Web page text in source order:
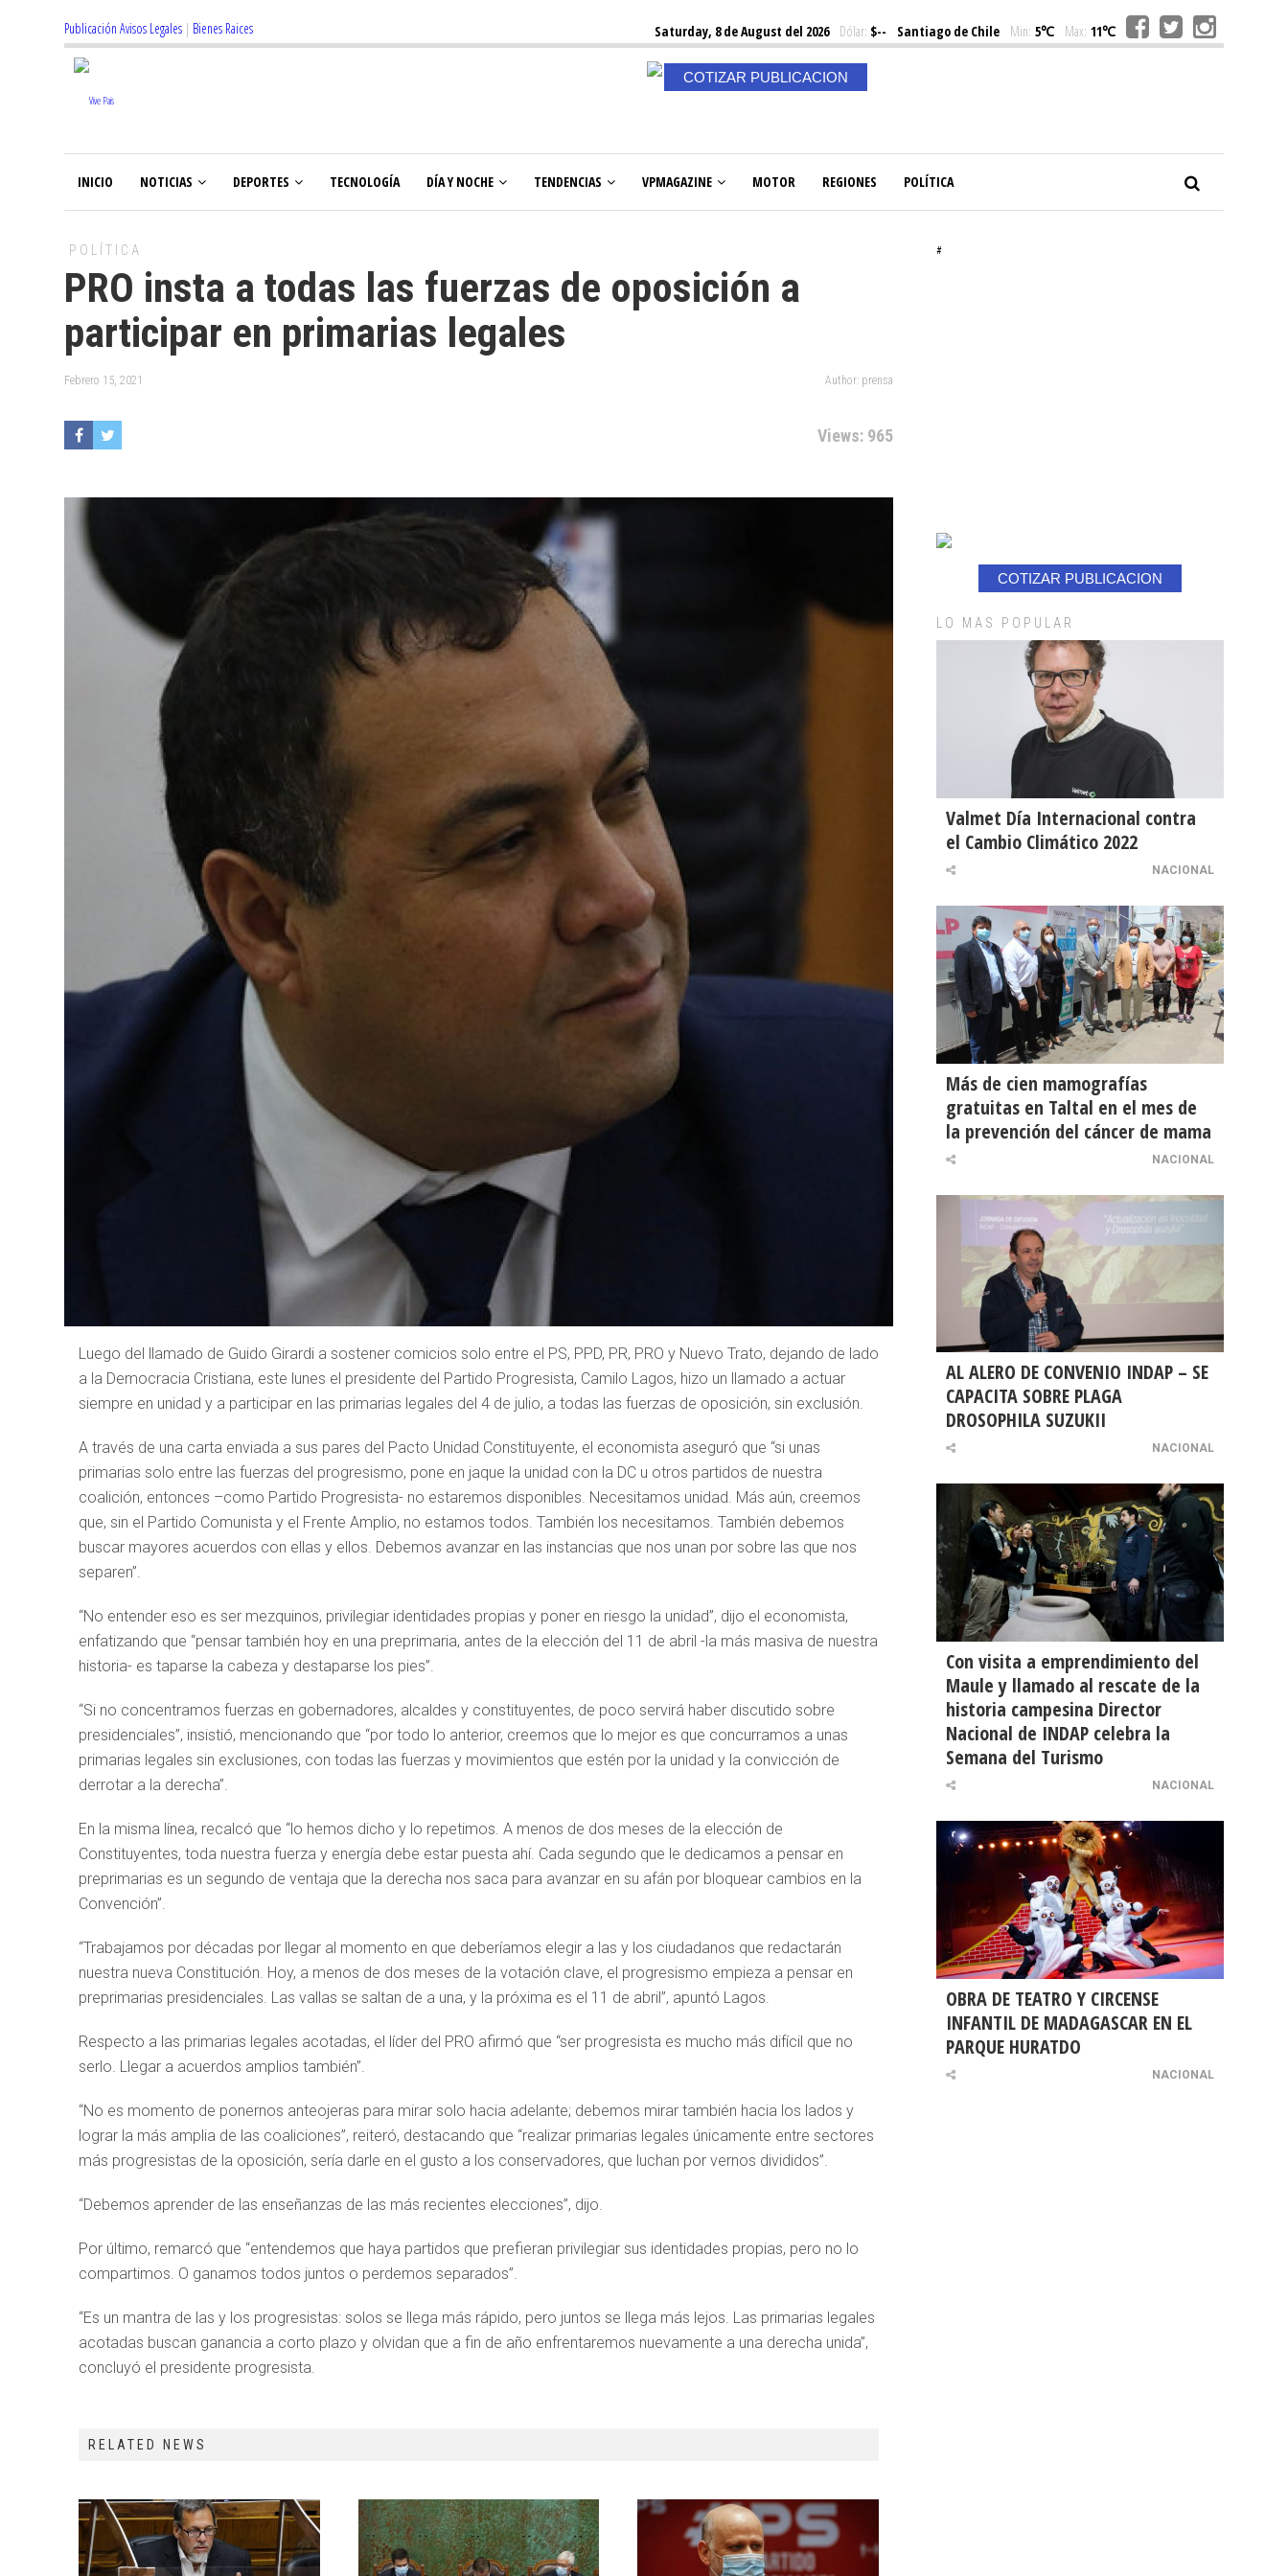
Publicación Avisos Legales | Bienes Raices Saturday, 8 de August del 2026Dólar: $-- Santiago de Chile Min: 5℃ Max: 11℃
COTIZAR PUBLICACION
INICIO NOTICIAS DEPORTES TECNOLOGÍA DÍA Y NOCHE TENDENCIAS VPMAGAZINE MOTOR REGIONES POLÍTICA
POLÍTICA
PRO insta a todas las fuerzas de oposición a
participar en primarias legales
Febrero 15, 2021 Author: prensa
Views: 965
Luego del llamado de Guido Girardi a sostener comicios solo entre el PS, PPD, PR, PRO y Nuevo Trato, dejando de lado
a la Democracia Cristiana, este lunes el presidente del Partido Progresista, Camilo Lagos, hizo un llamado a actuar
siempre en unidad y a participar en las primarias legales del 4 de julio, a todas las fuerzas de oposición, sin exclusión.
A través de una carta enviada a sus pares del Pacto Unidad Constituyente, el economista aseguró que “si unas
primarias solo entre las fuerzas del progresismo, pone en jaque la unidad con la DC u otros partidos de nuestra
coalición, entonces –como Partido Progresista- no estaremos disponibles. Necesitamos unidad. Más aún, creemos
que, sin el Partido Comunista y el Frente Amplio, no estamos todos. También los necesitamos. También debemos
buscar mayores acuerdos con ellas y ellos. Debemos avanzar en las instancias que nos unan por sobre las que nos
separen”.
“No entender eso es ser mezquinos, privilegiar identidades propias y poner en riesgo la unidad”, dijo el economista,
enfatizando que “pensar también hoy en una preprimaria, antes de la elección del 11 de abril -la más masiva de nuestra
historia- es taparse la cabeza y destaparse los pies”.
“Si no concentramos fuerzas en gobernadores, alcaldes y constituyentes, de poco servirá haber discutido sobre
presidenciales”, insistió, mencionando que “por todo lo anterior, creemos que lo mejor es que concurramos a unas
primarias legales sin exclusiones, con todas las fuerzas y movimientos que estén por la unidad y la convicción de
derrotar a la derecha”.
En la misma línea, recalcó que “lo hemos dicho y lo repetimos. A menos de dos meses de la elección de
Constituyentes, toda nuestra fuerza y energía debe estar puesta ahí. Cada segundo que le dedicamos a pensar en
preprimarias es un segundo de ventaja que la derecha nos saca para avanzar en su afán por bloquear cambios en la
Convención”.
“Trabajamos por décadas por llegar al momento en que deberíamos elegir a las y los ciudadanos que redactarán
nuestra nueva Constitución. Hoy, a menos de dos meses de la votación clave, el progresismo empieza a pensar en
preprimarias presidenciales. Las vallas se saltan de a una, y la próxima es el 11 de abril”, apuntó Lagos.
Respecto a las primarias legales acotadas, el líder del PRO afirmó que “ser progresista es mucho más difícil que no
serlo. Llegar a acuerdos amplios también”.
“No es momento de ponernos anteojeras para mirar solo hacia adelante; debemos mirar también hacia los lados y
lograr la más amplia de las coaliciones”, reiteró, destacando que “realizar primarias legales únicamente entre sectores
más progresistas de la oposición, sería darle en el gusto a los conservadores, que luchan por vernos divididos”.
“Debemos aprender de las enseñanzas de las más recientes elecciones”, dijo.
Por último, remarcó que “entendemos que haya partidos que prefieran privilegiar sus identidades propias, pero no lo
compartimos. O ganamos todos juntos o perdemos separados”.
“Es un mantra de las y los progresistas: solos se llega más rápido, pero juntos se llega más lejos. Las primarias legales
acotadas buscan ganancia a corto plazo y olvidan que a fin de año enfrentaremos nuevamente a una derecha unida”,
concluyó el presidente progresista.
RELATED NEWS
#
COTIZAR PUBLICACION
LO MAS POPULAR
Valmet Día Internacional contra
el Cambio Climático 2022
NACIONAL
Más de cien mamografías
gratuitas en Taltal en el mes de
la prevención del cáncer de mama
NACIONAL
AL ALERO DE CONVENIO INDAP – SE
CAPACITA SOBRE PLAGA
DROSOPHILA SUZUKII
NACIONAL
Con visita a emprendimiento del
Maule y llamado al rescate de la
historia campesina Director
Nacional de INDAP celebra la
Semana del Turismo
NACIONAL
OBRA DE TEATRO Y CIRCENSE
INFANTIL DE MADAGASCAR EN EL
PARQUE HURATDO
NACIONAL